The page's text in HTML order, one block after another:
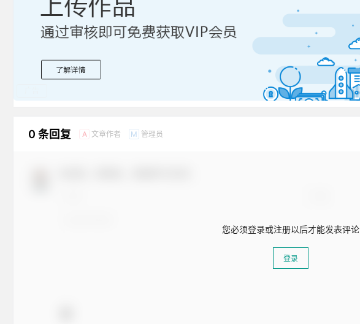
0 条回复 A 文章作者 M 管理员
您必须登录或注册以后才能发表评论
登录